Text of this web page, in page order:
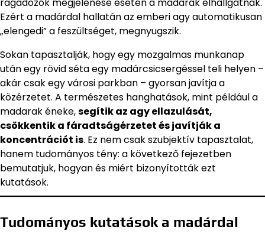
Ezért a madárdal hallatán az emberi agy automatikusan
„elengedi” a feszültséget, megnyugszik.
Sokan tapasztalják, hogy egy mozgalmas munkanap
után egy rövid séta egy madárcsicsergéssel teli helyen –
akár csak egy városi parkban – gyorsan javítja a
közérzetet. A természetes hanghatások, mint például a
madarak éneke,segítik az agy ellazulását,
csökkentik a fáradtságérzetet és javítják a
koncentrációt is. Ez nem csak szubjektív tapasztalat,
hanem tudományos tény: a következő fejezetben
bemutatjuk, hogyan és miért bizonyították ezt
kutatások.
Tudományos kutatások a madárdal